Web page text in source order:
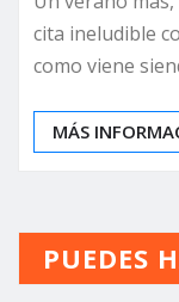
cita ineludible
como viene
MÁS
PUEDES